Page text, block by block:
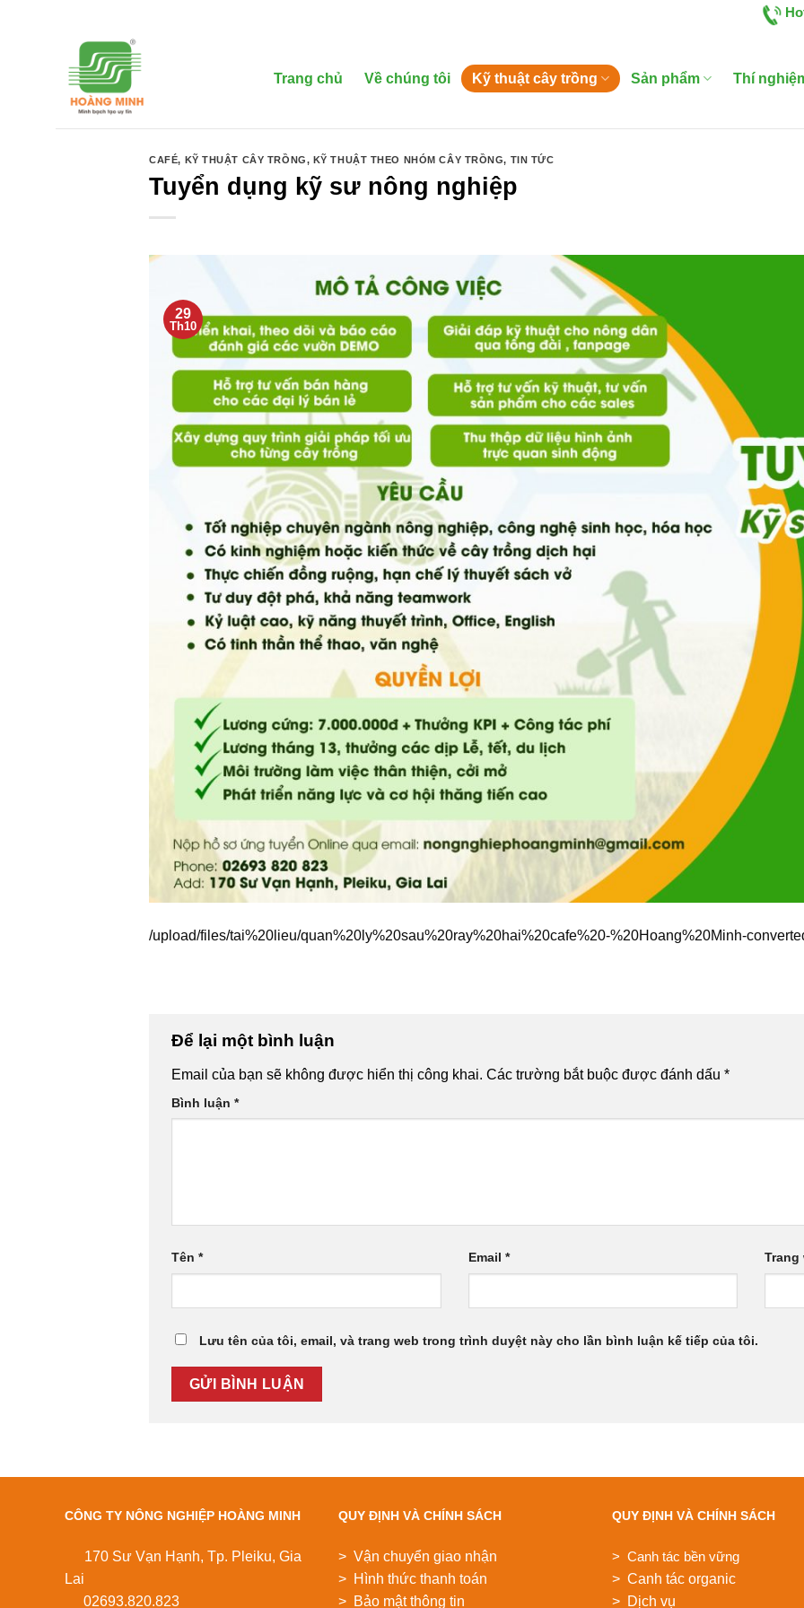
Trang chủ Về chúng tôi Kỹ thuật cây trồng Sản phẩm Thí
CAFÉ, KỸ THUẬT CÂY TRỒNG, KỸ THUẬT THEO NHÓM CÂY TRỒNG, TIN TỨC
Tuyển dụng kỹ sư nông nghiệp
29
Th10
/upload/files/tai%20lieu/quan%20ly%20sau%20ray%20hai%20cafe%20-%20Hoang%20Minh-
Để lại một bình luận
Email của bạn sẽ không được hiển thị công khai. Các trường bắt buộc được đánh dấu*
Bình luận*
Tên* Email * Trang
Lưu tên của tôi, email, và trang web trong trình duyệt này cho lần bình luận kế tiếp của tôi.
CÔNG TY NÔNG NGHIỆP HOÀNG MINH
170 Sư Vạn Hạnh, Tp. Pleiku, Gia
Lai
02693.820.823
QUY ĐỊNH VÀ CHÍNH SÁCH
> Vận chuyển giao nhận
> Hình thức thanh toán
> Bảo mật thông tin
QUY ĐỊNH VÀ CHÍNH SÁCH
> Canh tác bền vững
> Canh tác organic
> Dịch vụ